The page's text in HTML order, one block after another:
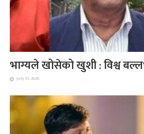
भाग्यले खोसेको खुशी : विश्व
July 31, 2026